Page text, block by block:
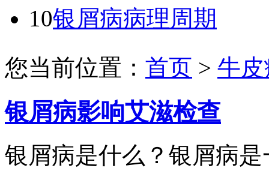
10银屑病病理周期
您当前位置： 首页 > 牛
银屑病影响艾滋检查
银屑病是什么？银屑病